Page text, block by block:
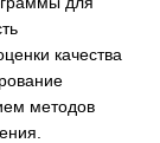
качества
методов